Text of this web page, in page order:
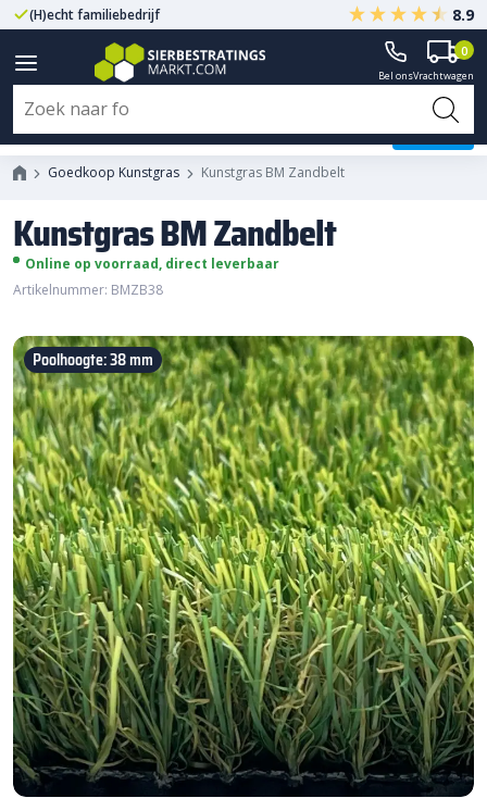
(H)echt familiebedrijf Gegarandeerd A-kwaliteit
8.9
Bel onsVrachtwagen
0
Goedkoop Kunstgras Kunstgras BM Zandbelt
Kunstgras BM Zandbelt
Online op voorraad, direct leverbaar
Artikelnummer: BMZB38
Poolhoogte: 38 mm
Kunstgras BM Zandbelt